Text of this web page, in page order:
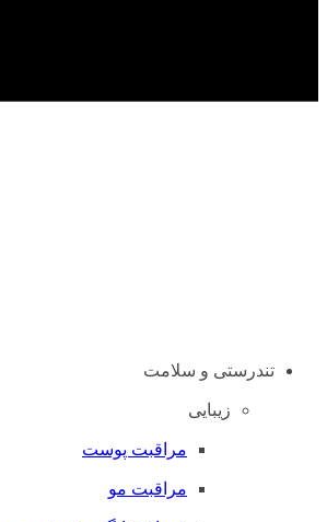
تندرستی و سلامت
زیبایی
مراقبت پوست
مراقبت مو